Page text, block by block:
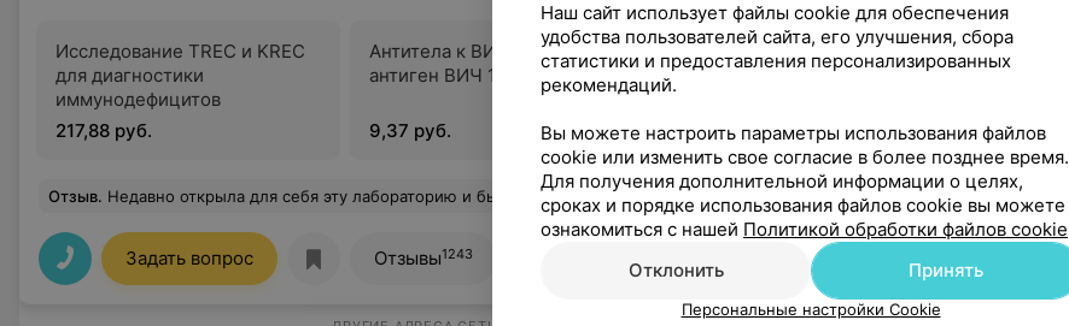
Исследование TREC и KREC
для диагностики
иммунодефицитов
217,88 руб.
Антитела к ВИЧ 1 и 2 и
антиген ВИЧ 1 и 2
9,37 руб.
ВИЧ, сифилис, гепатит В, С
103,43 руб.
Отзыв. Недавно открыла для себя эту лабораторию и была приятно удивлена, сервис и качество обслуживания на высшем уровне, теперь сдавать анализы буду только здесь.
Задать вопрос Отзывы1243
Наш сайт использует файлы cookie для обеспечения
удобства пользователей сайта, его улучшения, сбора
статистики и предоставления персонализированных
рекомендаций.
Вы можете настроить параметры использования файлов
cookie или изменить свое согласие в более позднее время.
Для получения дополнительной информации о целях,
сроках и порядке использования файлов cookie вы можете
ознакомиться с нашей Политикой обработки файлов cookie
Отклонить
Принять
Персональные настройки Cookie